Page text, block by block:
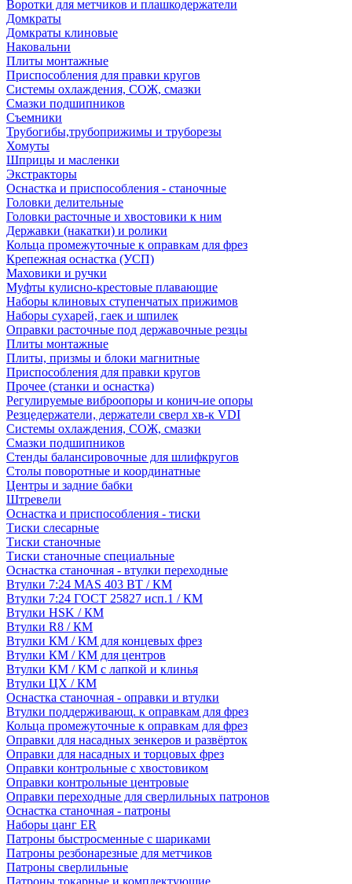
Воротки для метчиков и плашкодержатели
Домкраты
Домкраты клиновые
Наковальни
Плиты монтажные
Приспособления для правки кругов
Системы охлаждения, СОЖ, смазки
Смазки подшипников
Съемники
Трубогибы,трубоприжимы и труборезы
Хомуты
Шприцы и масленки
Экстракторы
Оснастка и приспособления - станочные
Головки делительные
Головки расточные и хвостовики к ним
Державки (накатки) и ролики
Кольца промежуточные к оправкам для фрез
Крепежная оснастка (УСП)
Маховики и ручки
Муфты кулисно-крестовые плавающие
Наборы клиновых ступенчатых прижимов
Наборы сухарей, гаек и шпилек
Оправки расточные под державочные резцы
Плиты монтажные
Плиты, призмы и блоки магнитные
Приспособления для правки кругов
Прочее (станки и оснастка)
Регулируемые виброопоры и конич-ие опоры
Резцедержатели, держатели сверл хв-к VDI
Системы охлаждения, СОЖ, смазки
Смазки подшипников
Стенды балансировочные для шлифкругов
Столы поворотные и координатные
Центры и задние бабки
Штревели
Оснастка и приспособления - тиски
Тиски слесарные
Тиски станочные
Тиски станочные специальные
Оснастка станочная - втулки переходные
Втулки 7:24 MAS 403 BT / КМ
Втулки 7:24 ГОСТ 25827 исп.1 / КМ
Втулки HSK / КМ
Втулки R8 / КМ
Втулки КМ / КМ для концевых фрез
Втулки КМ / КМ для центров
Втулки КМ / КМ с лапкой и клинья
Втулки ЦХ / КМ
Оснастка станочная - оправки и втулки
Втулки поддерживающ. к оправкам для фрез
Кольца промежуточные к оправкам для фрез
Оправки для насадных зенкеров и развёрток
Оправки для насадных и торцовых фрез
Оправки контрольные с хвостовиком
Оправки контрольные центровые
Оправки переходные для сверлильных патронов
Оснастка станочная - патроны
Наборы цанг ER
Патроны быстросменные с шариками
Патроны резбонарезные для метчиков
Патроны сверлильные
Патроны токарные и комплектующие